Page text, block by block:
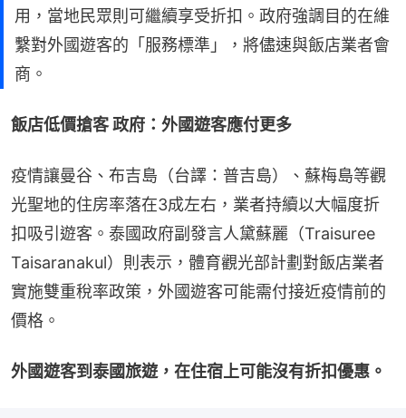
用，當地民眾則可繼續享受折扣。政府強調目的在維
繫對外國遊客的「服務標準」，將儘速與飯店業者會
商。
飯店低價搶客 政府：外國遊客應付更多
疫情讓曼谷、布吉島（台譯：普吉島）、蘇梅島等觀
光聖地的住房率落在3成左右，業者持續以大幅度折
扣吸引遊客。泰國政府副發言人黛蘇麗（Traisuree
Taisaranakul）則表示，體育觀光部計劃對飯店業者
實施雙重稅率政策，外國遊客可能需付接近疫情前的
價格。
外國遊客到泰國旅遊，在住宿上可能沒有折扣優惠。